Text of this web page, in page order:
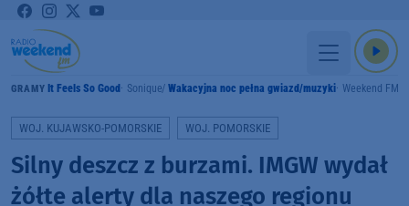
GRAMY It Feels So Good Sonique Wakacyjna noc pełna gwiazd/muzyki Weekend FM
WOJ. KUJAWSKO-POMORSKIE WOJ. POMORSKIE
Silny deszcz z burzami. IMGW wydał
żółte alerty dla naszego regionu